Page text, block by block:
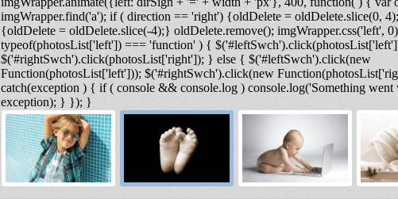
imgWrapper.find('a'); if ( direction == 'right') {oldDelete = oldDelete.slice(0,
{oldDelete = oldDelete.slice(-4);} oldDelete.remove(); imgWrapper.css('left',
typeof(photosList['left']) === 'function' ) {
$('#rightSwch').click(photosList['right']); } else { $('#leftSwch').click(new
Function(photosList['left'])); $('#rightSwch').click(new
catch(exception ) { if ( console && console.log ) console.log('Something went
exception); } }); }